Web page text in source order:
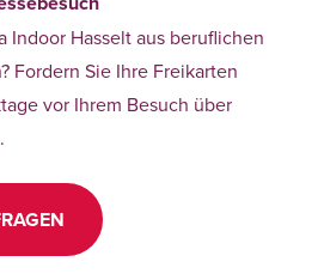
Indoor Hasselt aus beruflichen
Fordern Sie Ihre Freikarten
vor Ihrem Besuch über